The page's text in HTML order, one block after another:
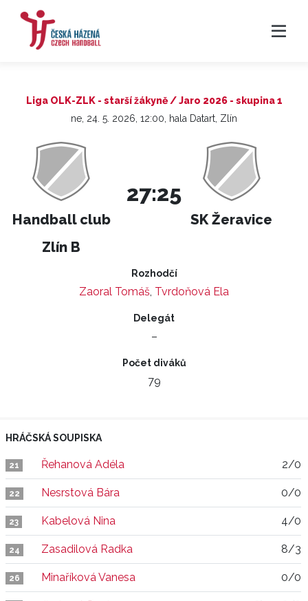
Liga OLK-ZLK - starší žákyně / Jaro 2026 - skupina 1
ne, 24. 5. 2026, 12:00, hala Datart, Zlín
Handball club
Zlín B
27:25
SK Žeravice
Rozhodčí
Zaoral Tomáš, Tvrdoňová Ela
Delegát
–
Počet diváků
79
HRÁČSKÁ SOUPISKA
21 Řehanová Adéla 2/0
22 Nesrstová Bára 0/0
23 Kabelová Nina 4/0
24 Zasadilová Radka 8/3
26 Minaříková Vanesa 0/0